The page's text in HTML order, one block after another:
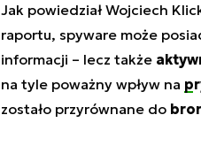
Jak powiedział Wojciech
raportu, spyware może
informacji – lecz także
na tyle poważny wpływ na
zostało przyrównane do